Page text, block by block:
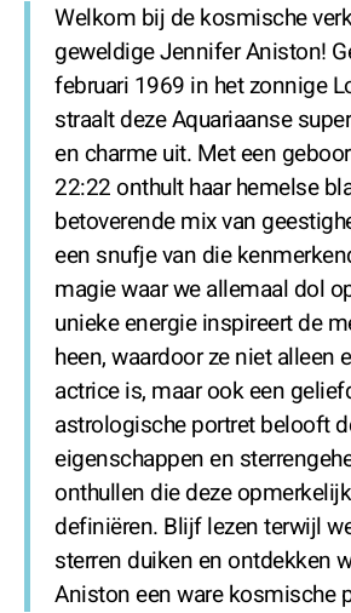
Welkom bij de kosmische
geweldige Jennifer Aniston!
februari 1969 in het zonnige
straalt deze Aquariaanse
en charme uit. Met een
22:22 onthult haar hemelse
betoverende mix van
een snufje van die
magie waar we allemaal dol
unieke energie inspireert de
heen, waardoor ze niet alleen
actrice is, maar ook een
astrologische portret belooft
eigenschappen en
onthullen die deze
definiëren. Blijf lezen terwijl
sterren duiken en ontdekken
Aniston een ware kosmische